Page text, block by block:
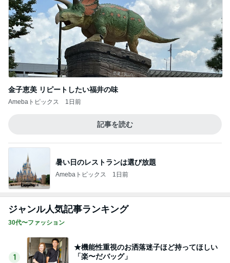
金子恵美 リピートしたい福井の味
Amebaトピックス 1日前
記事を読む
暑い日のレストランは選び放題
Amebaトピックス 1日前
ジャンル人気記事ランキング
30代〜ファッション
1
★機能性重視のお洒落迷子ほど持ってほしい
「楽〜だバッグ」